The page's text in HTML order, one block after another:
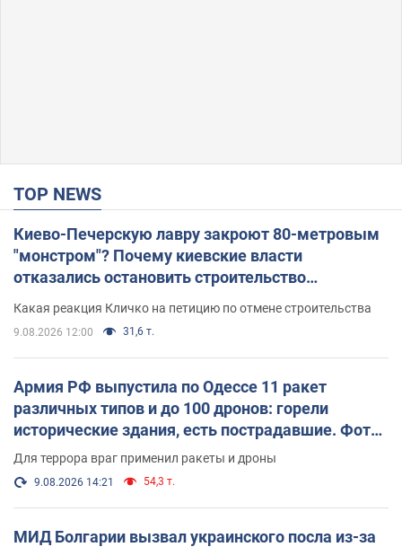
TOP NEWS
Киево-Печерскую лавру закроют 80-метровым
"монстром"? Почему киевские власти
отказались остановить строительство
Какая реакция Кличко на петицию по отмене строительства
9.08.2026 12:00 31,6 т.
Армия РФ выпустила по Одессе 11 ракет
различных типов и до 100 дронов: горели
исторические здания, есть пострадавшие. Фото
и видео
Для террора враг применил ракеты и дроны
9.08.2026 14:21 54,3 т.
МИД Болгарии вызвал украинского посла из-за